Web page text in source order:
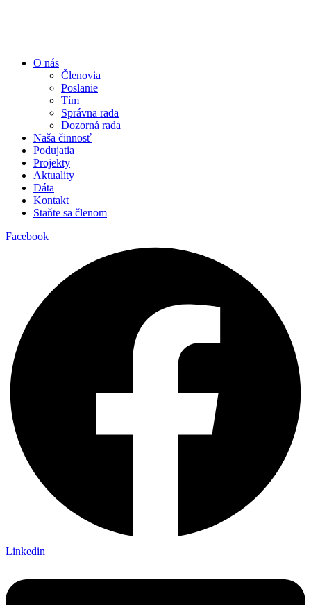
O nás
Členovia
Poslanie
Tím
Správna rada
Dozorná rada
Naša činnosť
Podujatia
Projekty
Aktuality
Dáta
Kontakt
Staňte sa členom
Facebook
Linkedin